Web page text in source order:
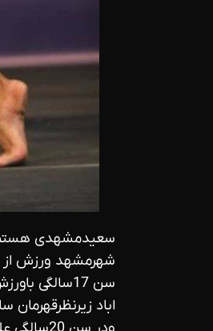
سعیدمشهدی هستم متولد
شهرمشهد ورزش از
سن 17سالگی
اباد